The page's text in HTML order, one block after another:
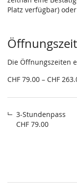
Platz verfügbar)
Die Öffnungszeiten
von
bis
CHF 79.00 – CHF
3-Stundenpass
CHF 79.00